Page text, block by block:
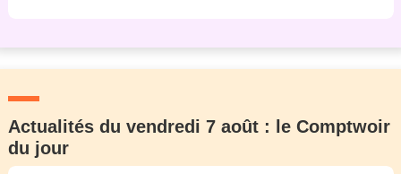
Actualités du vendredi 7 août : le Comptwoir
du jour